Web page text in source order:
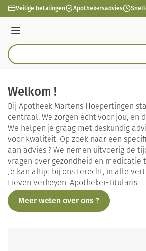
Ga naar de inhoud
Veilige betalingen Apothekersadvies
Menu
Product, merk, categorie...
Welkom !
Bij Apotheek Martens Hoepertingen
centraal. We zorgen écht voor jou, en
We helpen je graag met deskundig
voor kwaliteit. Op zoek naar een
aan advies ? We nemen uitvoerig de
vragen over gezondheid en medicatie
Je kan altijd bij ons terecht, in alle
Lieven Verheyen, Apotheker-Titularis
Meer weten over ons ?